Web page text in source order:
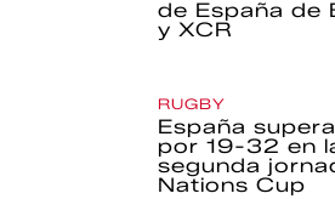
de España de
y XCR
RUGBY
España
por 19-32 en
segunda
Nations Cup